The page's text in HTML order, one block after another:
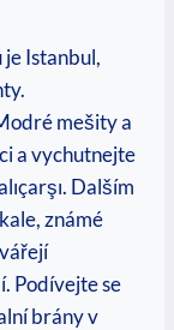
je Istanbul,
mešity a
a vychutnejte
Dalším
známé
Podívejte se
brány v